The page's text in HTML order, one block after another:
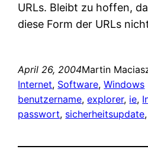
URLs. Bleibt zu hoffen,
diese Form der URLs
April 26, 2004Martin
Internet, Software, Windows
benutzername, explorer, ie,
passwort, sicherheitsupdate,